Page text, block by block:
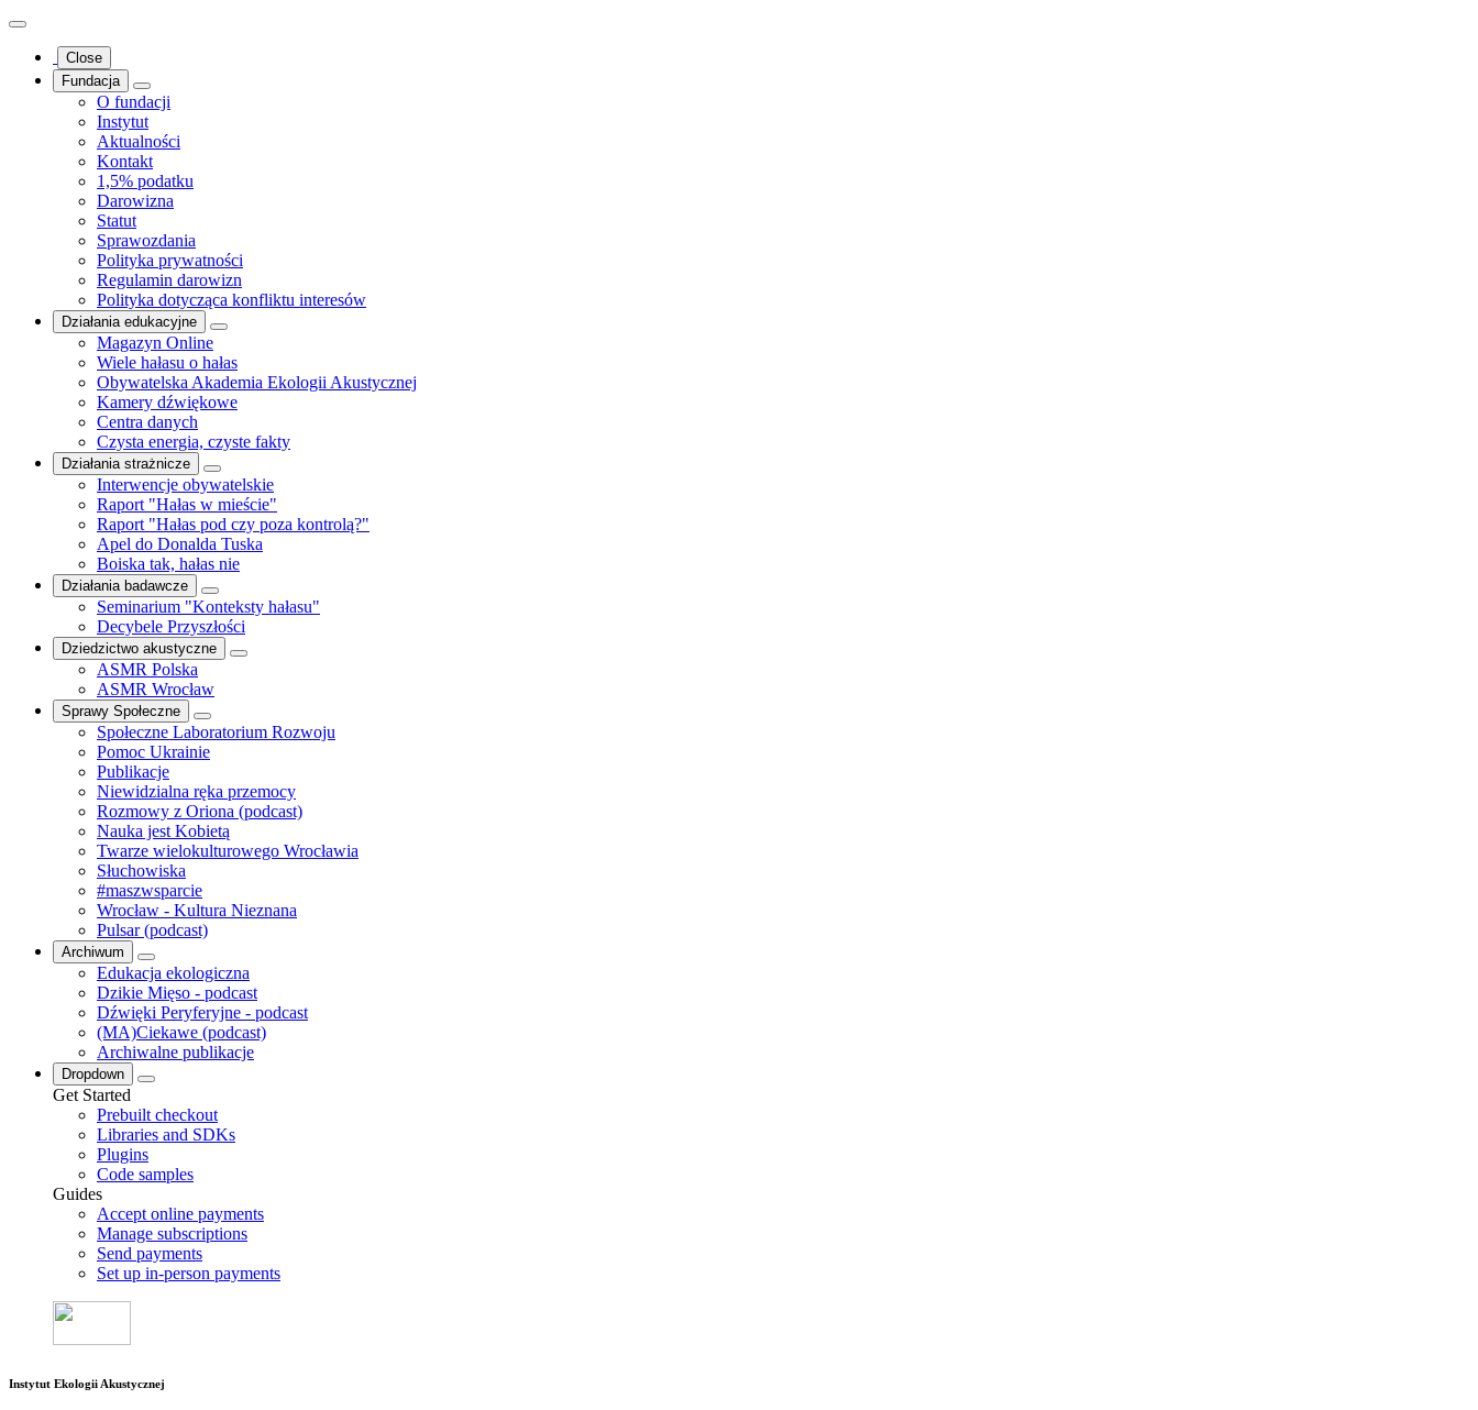
Close
Fundacja
O fundacji
Instytut
Aktualności
Kontakt
1,5% podatku
Darowizna
Statut
Sprawozdania
Polityka prywatności
Regulamin darowizn
Polityka dotycząca konfliktu interesów
Działania edukacyjne
Magazyn Online
Wiele hałasu o hałas
Obywatelska Akademia Ekologii Akustycznej
Kamery dźwiękowe
Centra danych
Czysta energia, czyste fakty
Działania strażnicze
Interwencje obywatelskie
Raport "Hałas w mieście"
Raport "Hałas pod czy poza kontrolą?"
Apel do Donalda Tuska
Boiska tak, hałas nie
Działania badawcze
Seminarium "Konteksty hałasu"
Decybele Przyszłości
Dziedzictwo akustyczne
ASMR Polska
ASMR Wrocław
Sprawy Społeczne
Społeczne Laboratorium Rozwoju
Pomoc Ukrainie
Publikacje
Niewidzialna ręka przemocy
Rozmowy z Oriona (podcast)
Nauka jest Kobietą
Twarze wielokulturowego Wrocławia
Słuchowiska
#maszwsparcie
Wrocław - Kultura Nieznana
Pulsar (podcast)
Archiwum
Edukacja ekologiczna
Dzikie Mięso - podcast
Dźwięki Peryferyjne - podcast
(MA)Ciekawe (podcast)
Archiwalne publikacje
Dropdown
Get Started
Prebuilt checkout
Libraries and SDKs
Plugins
Code samples
Guides
Accept online payments
Manage subscriptions
Send payments
Set up in-person payments
Instytut Ekologii Akustycznej